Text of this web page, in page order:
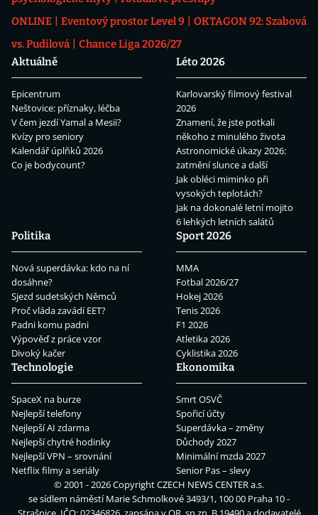
ONLINE
Eventový prostor Level 9
OKTAGON 92: Szabová
vs. Pudilová
Chance Liga 2026/27
Aktuálně
Epicentrum
Neštovice: příznaky, léčba
V čem jezdí Yamal a Mesii?
Kvízy pro seniory
Kalendář úplňků 2026
Co je bodycount?
Léto 2026
Karlovarský filmový festival
2026
Znamení, že jste potkali
někoho z minulého života
Astronomické úkazy 2026:
zatmění slunce a další
Jak obléci miminko při
vysokých teplotách?
Jak na dokonalé letní mojito
6 lehkých letních salátů
Politika
Nová superdávka: kdo na ní
dosáhne?
Sjezd sudetských Němců
Proč vláda zavádí EET?
Padni komu padni
Výpověď z práce vzor
Divoký kačer
Sport 2026
MMA
Fotbal 2026/27
Hokej 2026
Tenis 2026
F1 2026
Atletika 2026
Cyklistika 2026
Technologie
SpaceX na burze
Nejlepší telefony
Nejlepší AI zdarma
Nejlepší chytré hodinky
Nejlepší VPN – srovnání
Netflix filmy a seriály
Ekonomika
Smrt OSVČ
Spořicí účty
Superdávka – změny
Důchody 2027
Minimální mzda 2027
Senior Pas – slevy
© 2001 - 2026 CopyrightCZECH NEWS CENTER a.s.
se sídlem náměstí Marie Schmolkové 3493/1, 100 00 Praha 10 -